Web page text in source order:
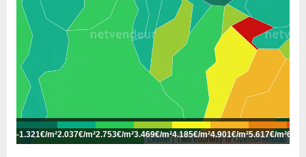
Leaflet| Tiles courtesy ofOpenStreetMap
-1.321€/m²2.037€/m²2.753€/m²3.469€/m²4.185€/m²4.901€/m²5.617€/m²